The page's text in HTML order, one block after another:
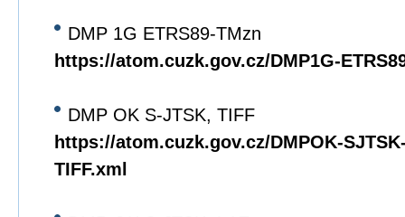
DMP 1G ETRS89-TMzn
https://atom.cuzk.gov.cz/DMP1G-
DMP OK S-JTSK, TIFF
https://atom.cuzk.gov.cz/DMPOK-
TIFF.xml